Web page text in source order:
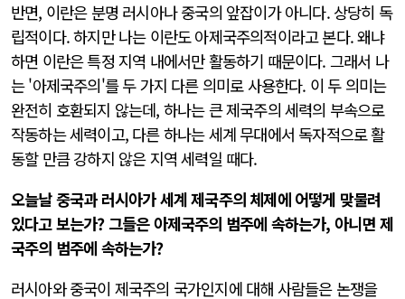
반면, 이란은 분명 러시아나 중국의 앞잡이가 아니다. 상당히 독
립적이다. 하지만 나는 이란도 아제국주의적이라고 본다. 왜냐
하면 이란은 특정 지역 내에서만 활동하기 때문이다. 그래서 나
는 '아제국주의'를 두 가지 다른 의미로 사용한다. 이 두 의미는
완전히 호환되지 않는데, 하나는 큰 제국주의 세력의 부속으로
작동하는 세력이고, 다른 하나는 세계 무대에서 독자적으로 활
동할 만큼 강하지 않은 지역 세력일 때다.
오늘날 중국과 러시아가 세계 제국주의 체제에 어떻게 맞물려
있다고 보는가? 그들은 아제국주의 범주에 속하는가, 아니면 제
국주의 범주에 속하는가?
러시아와 중국이 제국주의 국가인지에 대해 사람들은 논쟁을